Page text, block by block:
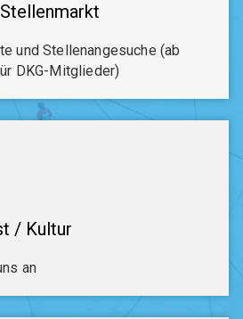
und Stellenangesuche (ab
DKG-Mitglieder)
/ Kultur
an